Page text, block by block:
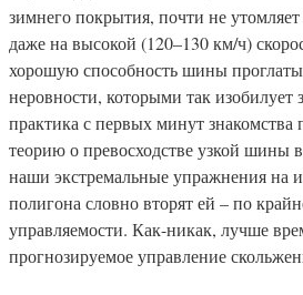
зимнего покрытия, почти не
даже на высокой (120–130 км/ч)
хорошую способность шины
неровности, которыми так изобилует
практика с первых минут
теорию о превосходстве узкой шины
наши экстремальные упражнения на
полигона словно вторят ей – по
управляемости. Как-никак, лучше
прогнозируемое управление